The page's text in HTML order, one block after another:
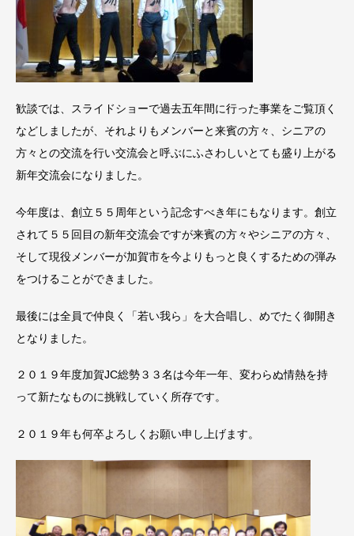
歓談では、スライドショーで過去五年間に行った事業をご覧頂く
などしましたが、それよりもメンバーと来賓の方々、シニアの
方々との交流を行い交流会と呼ぶにふさわしいとても盛り上がる
新年交流会になりました。
今年度は、創立５５周年という記念すべき年にもなります。創立
されて５５回目の新年交流会ですが来賓の方々やシニアの方々、
そして現役メンバーが加賀市を今よりもっと良くするための弾み
をつけることができました。
最後には全員で仲良く「若い我ら」を大合唱し、めでたく御開き
となりました。
２０１９年度加賀JC総勢３３名は今年一年、変わらぬ情熱を持
って新たなものに挑戦していく所存です。
２０１９年も何卒よろしくお願い申し上げます。